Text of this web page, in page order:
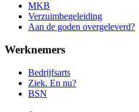
MKB
Verzuimbegeleiding
Aan de goden overgeleverd?
Werknemers
Bedrijfsarts
Ziek. En nu?
BSN